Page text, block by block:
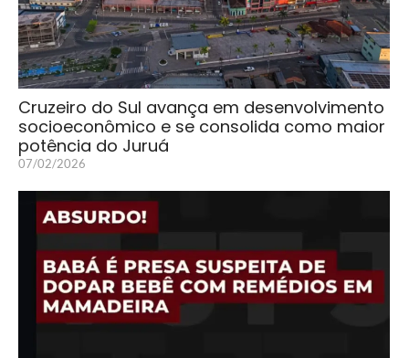
Cruzeiro do Sul avança em desenvolvimento
socioeconômico e se consolida como maior
potência do Juruá
07/02/2026